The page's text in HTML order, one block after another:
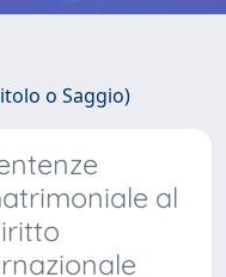
o Saggio)
al